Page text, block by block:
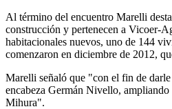
Al término del encuentro Marelli
construcción y pertenecen a Vicoer-
habitacionales nuevos, uno de 144
comenzaron en diciembre de 2012,
Marelli señaló que "con el fin de
encabeza Germán Nivello,
Mihura".